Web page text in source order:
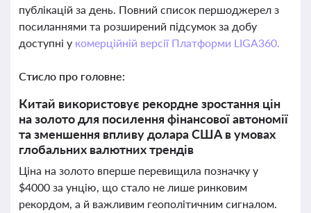
публікацій за день. Повний список першоджерел з
посиланнями та розширений підсумок за добу
доступні у комерційній версії Платформи LIGA360.
Стисло про головне:
Китай використовує рекордне зростання цін
на золото для посилення фінансової автономії
та зменшення впливу долара США в умовах
глобальних валютних трендів
Ціна на золото вперше перевищила позначку у
$4000 за унцію, що стало не лише ринковим
рекордом, а й важливим геополітичним сигналом.